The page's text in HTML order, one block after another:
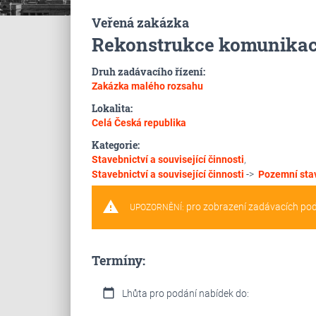
Veřená zakázka
Rekonstrukce
Druh zadávacího řízení:
Zakázka malého rozsahu
Lokalita:
Celá Česká republika
Kategorie:
Stavebnictví a související činnosti,
Stavebnictví a související činnosti -> Pozemní
warning UPOZORNĚNÍ: pro zobrazení zadávacích
Termíny:
calendar_today Lhůta pro podání nabídek do: